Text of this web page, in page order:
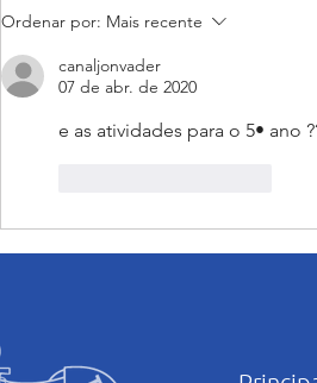
Encerramento do mês
Mariano: Salesiano Recife
celebra a coroação de Nossa
Senhora com fé e tradição
Ordenar por: Mais recente
canaljonvader
07 de abr. de 2020
e as atividades para o 5• ano